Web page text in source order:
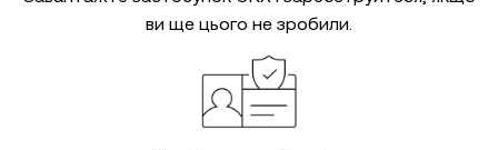
ви ще цього не зробили.